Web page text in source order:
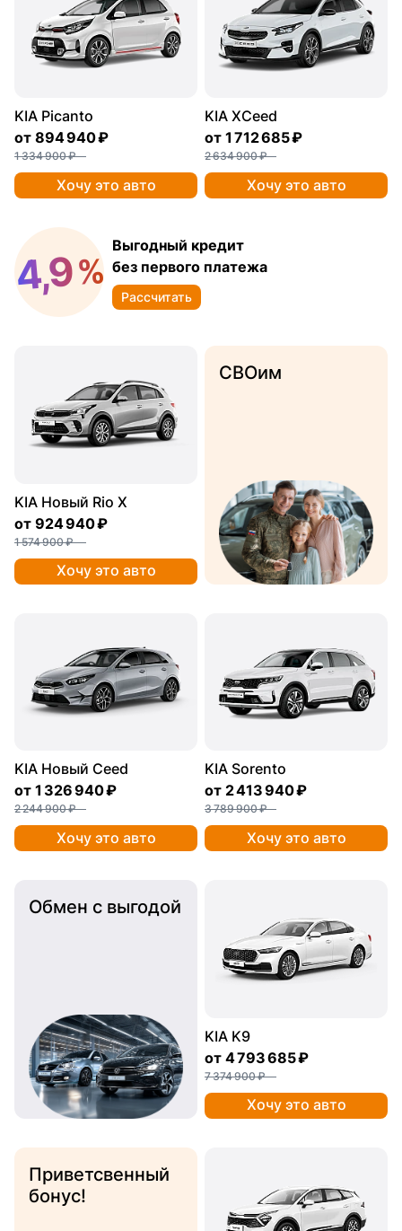
KIA Picanto
от 894 940 ₽
1 334 900 ₽
Хочу это авто
4,9%
Выгодный кредит
без первого платежа
Рассчитать
KIA XCeed
от 1 712 685 ₽
2 634 900 ₽
Хочу это авто
KIA Новый Rio X
от 924 940 ₽
1 574 900 ₽
Хочу это авто
СВОим
KIA Новый Ceed
от 1 326 940 ₽
2 244 900 ₽
Хочу это авто
KIA Sorento
от 2 413 940 ₽
3 789 900 ₽
Хочу это авто
Обмен с выгодой
KIA K9
от 4 793 685 ₽
7 374 900 ₽
Хочу это авто
Приветсвенный
бонус!